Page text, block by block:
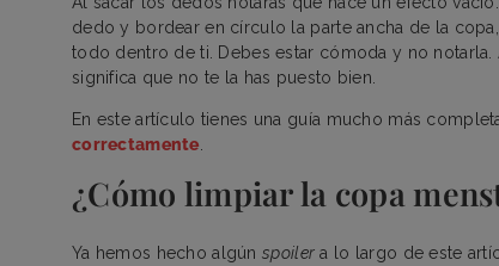
dedo y bordear en círculo la parte ancha de la
todo dentro de ti. Debes estar cómoda y no
significa que no te la has puesto bien.
En este artículo tienes una guía mucho más
correctamente
¿Cómo limpiar la copa
Ya hemos hecho algúnspoiler a lo largo de este